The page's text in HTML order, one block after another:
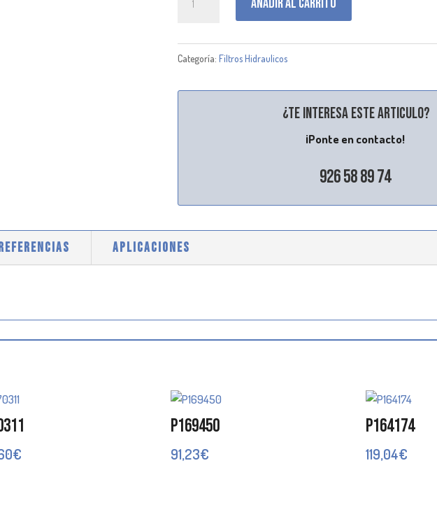
Añadir al carrito
Categoría: Filtros Hidraulicos
¿Te interesa este articulo?
¡Ponte en contacto!
926 58 89 74
APLICACIONES
€
P169450
91,23€
P164174
119,04€